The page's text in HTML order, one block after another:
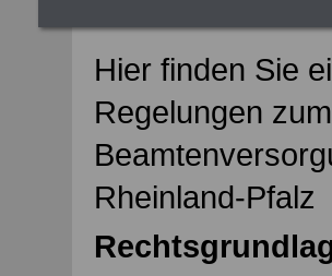
Hier finden Sie
Regelungen zum
Rheinland-Pfalz